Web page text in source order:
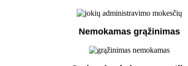
Nemokamas grąžinimas